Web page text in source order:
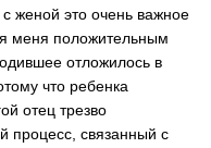
женой это очень важное
меня положительным
отложилось в
что ребенка
отец трезво
процесс, связанный с